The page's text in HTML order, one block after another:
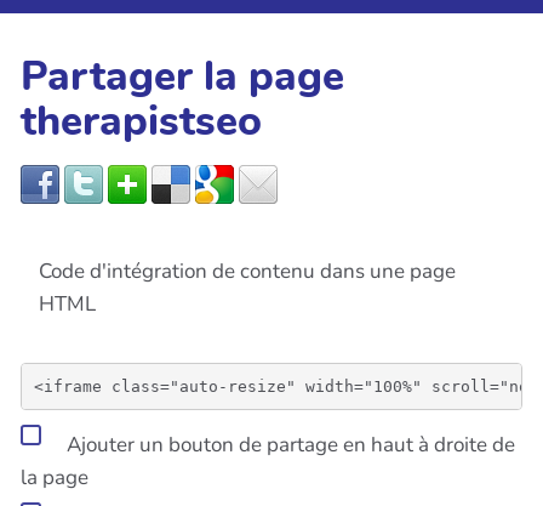
Partager la page
therapistseo
Code d'intégration de contenu dans une page
HTML
Ajouter un bouton de partage en haut à droite de
la page